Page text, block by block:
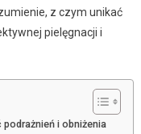
z czym unikać
pielęgnacji i
podrażnień i obniżenia